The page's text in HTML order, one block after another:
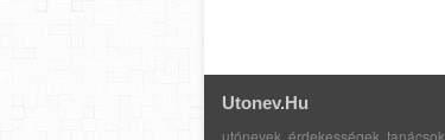
Utonev.hu